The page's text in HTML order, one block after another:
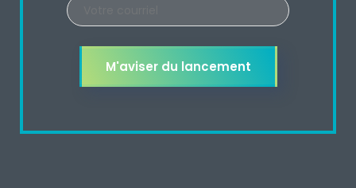
M'aviser du lancement